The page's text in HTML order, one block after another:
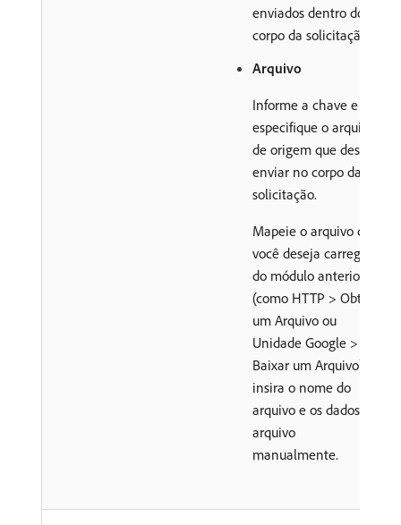
enviados dentro do
corpo da solicitação.
Arquivo
Informe a chave e
especifique o arquivo
de origem que deseja
enviar no corpo da
solicitação.
Mapeie o arquivo que
você deseja carregar
do módulo anterior
(como HTTP > Obter
um Arquivo ou
Unidade Google >
Baixar um Arquivo) ou
insira o nome do
arquivo e os dados do
arquivo
manualmente.